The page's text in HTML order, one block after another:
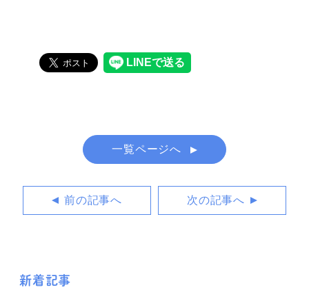
一覧ページへ
前の記事へ 次の記事へ
新着記事